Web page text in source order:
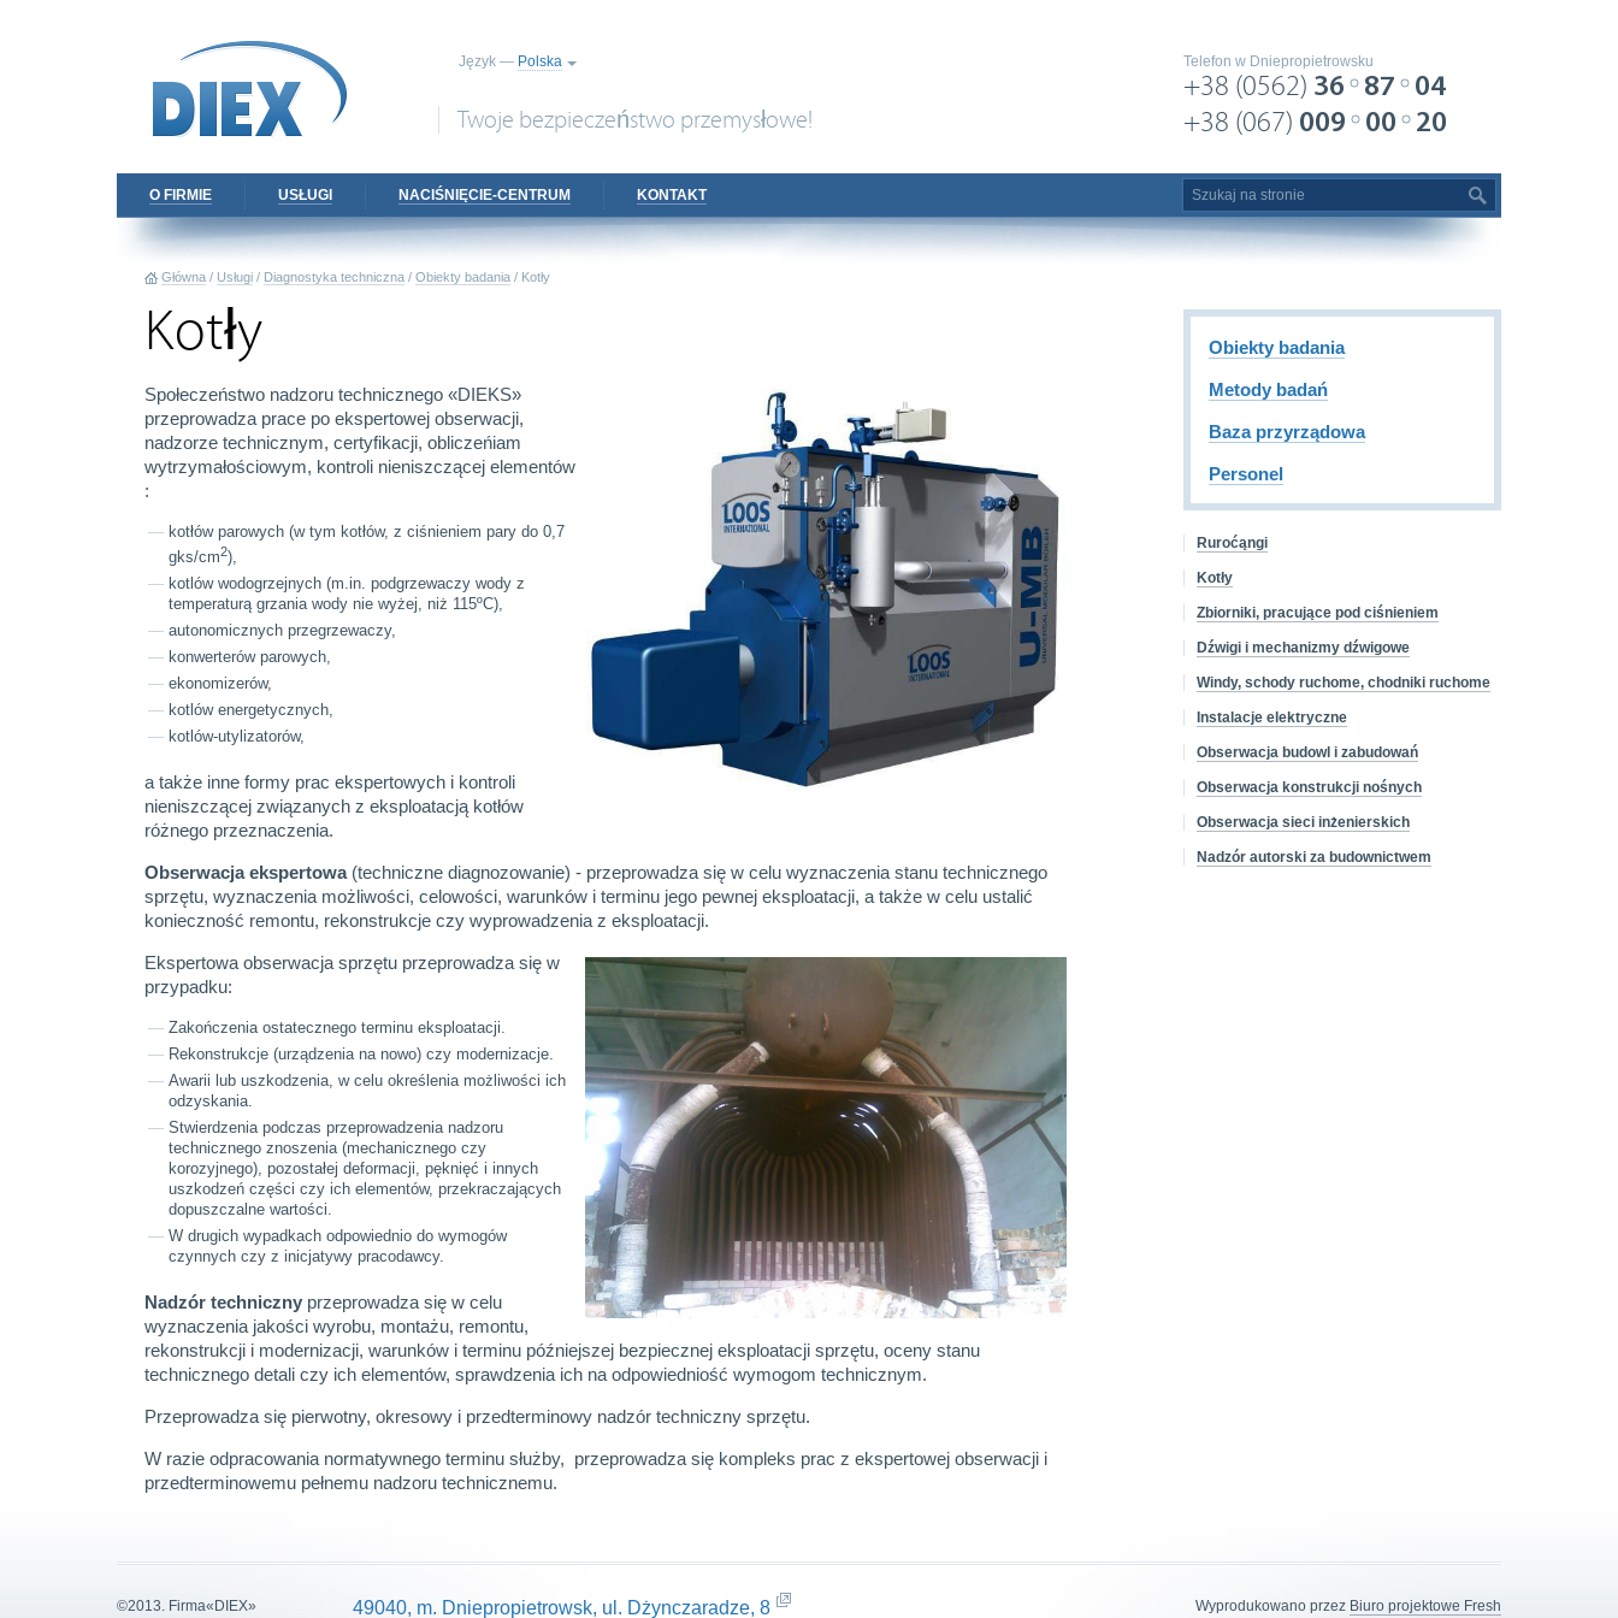
Język — Polska
Twoje bezpieczeństwo przemysłowe!
Telefon w Dniepropietrowsku
+38 (0562) 36 87 04
+38 (067) 009 00 20
О FIRMIE USŁUGI NACIŚNIĘCIE-CENTRUM KONTAKT
Główna / Usługi / Diagnostyka techniczna / Obiekty badania / Kotły
Kotły
Społeczeństwo nadzoru technicznego «DIEKS»
przeprowadza prace po ekspertowej obserwacji,
nadzorze technicznym, certyfikacji, obliczeńiam
wytrzymałościowym, kontroli nieniszczącej elementów
:
kotłów parowych (w tym kotłów, z ciśnieniem pary do 0,7
gks/cm2),
kotlów wodogrzejnych (m.in. podgrzewaczy wody z
temperaturą grzania wody nie wyżej, niż 115ºС),
autonomicznych przegrzewaczy,
konwerterów parowych,
ekonomizerów,
kotlów energetycznych,
kotlów-utylizatorów,
a także inne formy prac ekspertowych i kontroli
nieniszczącej związanych z eksploatacją kotłów
różnego przeznaczenia.
Obserwacja ekspertowa (techniczne diagnozowanie) - przeprowadza się w celu wyznaczenia stanu technicznego
sprzętu, wyznaczenia możliwości, celowości, warunków i terminu jego pewnej eksploatacji, a także w celu ustalić
konieczność remontu, rekonstrukcje czy wyprowadzenia z eksploatacji.
Ekspertowa obserwacja sprzętu przeprowadza się w
przypadku:
Zakończenia ostatecznego terminu eksploatacji.
Rekonstrukcje (urządzenia na nowo) czy modernizacje.
Awarii lub uszkodzenia, w celu określenia możliwości ich
odzyskania.
Stwierdzenia podczas przeprowadzenia nadzoru
technicznego znoszenia (mechanicznego czy
korozyjnego), pozostałej deformacji, pęknięć i innych
uszkodzeń części czy ich elementów, przekraczających
dopuszczalne wartości.
W drugich wypadkach odpowiednio do wymogów
czynnych czy z inicjatywy pracodawcy.
Nadzór techniczny przeprowadza się w celu
wyznaczenia jakości wyrobu, montażu, remontu,
rekonstrukcji i modernizacji, warunków i terminu późniejszej bezpiecznej eksploatacji sprzętu, oceny stanu
technicznego detali czy ich elementów, sprawdzenia ich na odpowiedniość wymogom technicznym.
Przeprowadza się pierwotny, okresowy i przedterminowy nadzór techniczny sprzętu.
W razie odpracowania normatywnego terminu służby, przeprowadza się kompleks prac z ekspertowej obserwacji i
przedterminowemu pełnemu nadzoru technicznemu.
Obiekty badania
Metody badań
Baza przyrządowa
Personel
Ruroćąngi
Kotły
Zbiorniki, pracujące pod ciśnieniem
Dźwigi i mechanizmy dźwigowe
Windy, schody ruchome, chodniki ruchome
Instalacje elektryczne
Obserwacja budowl i zabudowań
Obserwacja konstrukcji nośnych
Obserwacja sieci inżenierskich
Nadzór autorski za budownictwem
©2013. Firma«DIEX» 49040, m. Dniepropietrowsk, ul. Dżynczaradze, 8 Wyprodukowano przez Biuro projektowe Fresh